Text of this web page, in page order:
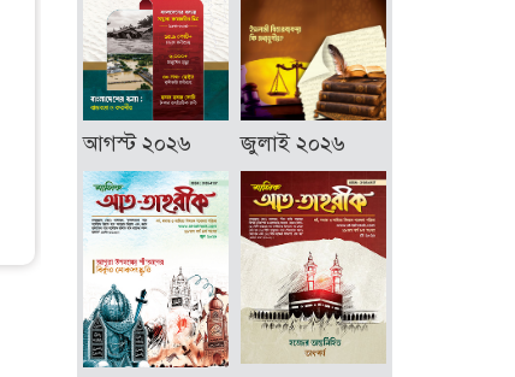
আগস্ট ২০২৬ জুলাই ২০২৬